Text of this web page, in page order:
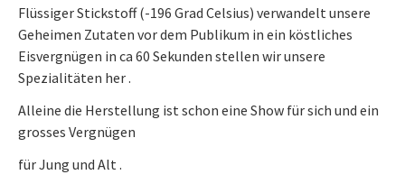
Flüssiger Stickstoff (-196 Grad Celsius) verwandelt unsere
Geheimen Zutaten vor dem Publikum in ein köstliches
Eisvergnügen in ca 60 Sekunden stellen wir unsere
Spezialitäten her .
Alleine die Herstellung ist schon eine Show für sich und ein
grosses Vergnügen
für Jung und Alt .